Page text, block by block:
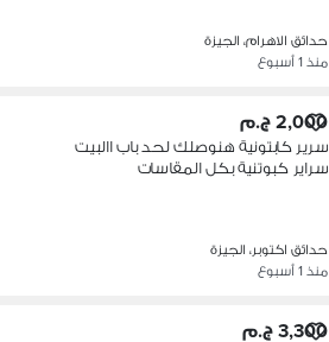
حدائق الاهرام، الجيزة
منذ 1 أسبوع
2,000 ج.م
سرير كابتونية هنوصلك لحد باب االبيت
سراير كبوتنية بكل المقاسات
حدائق اكتوبر، الجيزة
منذ 1 أسبوع
3,300 ج.م